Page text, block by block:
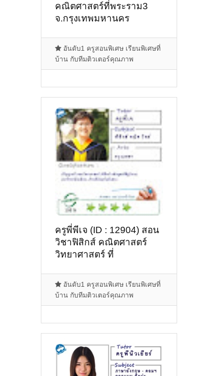
คณิตศาสตร์ที่พระราม3
จ.กรุงเทพมหานคร
อันดับ1 ครูสอนพิเศษ เรียนพิเศษที่
บ้าน กับทีมติวเตอร์คุณภาพ
ครูพี่พีเจ (ID : 12904) สอน
วิชาฟิสิกส์ คณิตศาสตร์
วิทยาศาสตร์ ที่
อันดับ1 ครูสอนพิเศษ เรียนพิเศษที่
บ้าน กับทีมติวเตอร์คุณภาพ